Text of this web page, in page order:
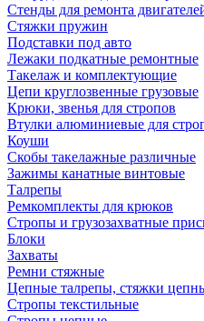
Стенды для ремонта
Стяжки пружин
Подставки под авто
Лежаки подкатные ремонтные
Такелаж и комплектующие
Цепи круглозвенные грузовые
Крюки, звенья для стропов
Втулки алюминиевые для
Коуши
Скобы такелажные различные
Зажимы канатные винтовые
Талрепы
Ремкомплекты для крюков
Стропы и грузозахватные
Блоки
Захваты
Ремни стяжные
Цепные талрепы, стяжки
Стропы текстильные